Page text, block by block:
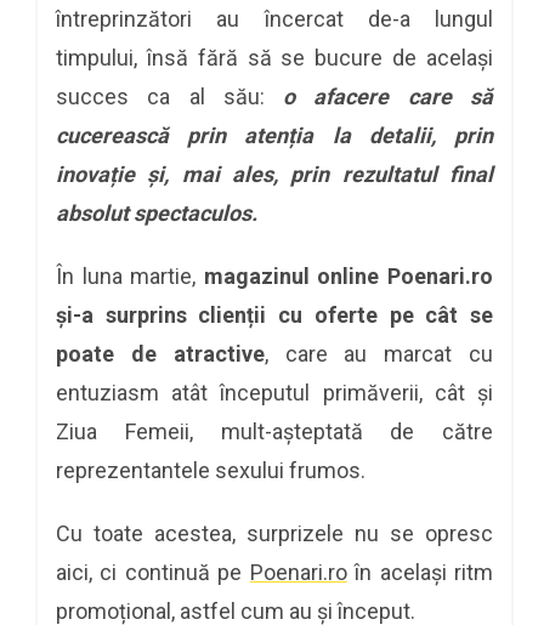
întreprinzători au încercat de-a lungul
timpului, însă fără să se bucure de același
succes ca al său: o afacere care să
cucerească prin atenția la detalii, prin
inovație și, mai ales, prin rezultatul final
absolut spectaculos.
În luna martie, magazinul online Poenari.ro
și-a surprins clienții cu oferte pe cât se
poate de atractive, care au marcat cu
entuziasm atât începutul primăverii, cât și
Ziua Femeii, mult-așteptată de către
reprezentantele sexului frumos.
Cu toate acestea, surprizele nu se opresc
aici, ci continuă pe Poenari.roîn același ritm
promoțional, astfel cum au și început.